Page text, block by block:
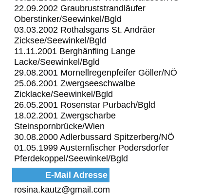
22.09.2002 Graubruststrandläufer
Oberstinker/Seewinkel/Bgld
03.03.2002 Rothalsgans St. Andräer
Zicksee/Seewinkel/Bgld
11.11.2001 Berghänfling Lange
Lacke/Seewinkel/Bgld
29.08.2001 Mornellregenpfeifer Göller/NÖ
25.06.2001 Zwergseeschwalbe
Zicklacke/Seewinkel/Bgld
26.05.2001 Rosenstar Purbach/Bgld
18.02.2001 Zwergscharbe
Steinspornbrücke/Wien
30.08.2000 Adlerbussard Spitzerberg/NÖ
01.05.1999 Austernfischer Podersdorfer
Pferdekoppel/Seewinkel/Bgld
E-Mail Adresse
rosina.kautz@gmail.com